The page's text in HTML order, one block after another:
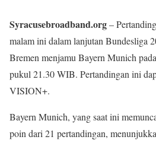
Syracusebroadband.org–
malam ini dalam lanjutan Bundesliga
Bremen menjamu Bayern Munich
pukul 21.30 WIB. Pertandingan ini
VISION+.
Bayern Munich, yang saat ini
poin dari 21 pertandingan,